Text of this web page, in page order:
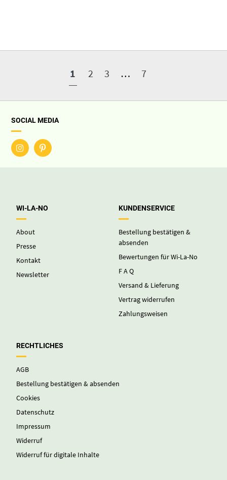
1 2 3 … 7
SOCIAL MEDIA
WI-LA-NO
About
Presse
Kontakt
Newsletter
KUNDENSERVICE
Bestellung bestätigen &
absenden
Bewertungen für Wi-La-No
F A Q
Versand & Lieferung
Vertrag widerrufen
Zahlungsweisen
RECHTLICHES
AGB
Bestellung bestätigen & absenden
Cookies
Datenschutz
Impressum
Widerruf
Widerruf für digitale Inhalte